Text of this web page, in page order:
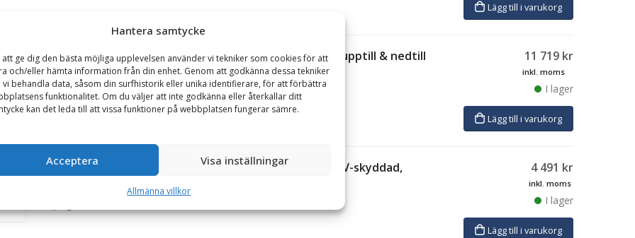
Hantera samtycke
att ge dig den bästa möjliga upplevelsen använder vi tekniker som cookies för att
och/eller hämta information från din enhet. Genom att godkänna dessa tekniker
vi behandla data, såsom din surfhistorik eller unika identifierare, för att förbättra
funktionalitet. Om du väljer att inte godkänna eller återkallar ditt
kan det leda till att vissa funktioner på webbplatsen fungerar sämre.
Acceptera Visa inställningar
Allmänna villkor
Lägg till i varukorg
Nätsäck – 1500 liter, antal 30 st, UV-skyddad, lyftöglor upptill & nedtill
Espegard
11 719 kr
inkl. moms
I lager
Lägg till i varukorg
Nätsäck med bottentömning – 1500 liter, antal 10 st, UV-skyddad,
4 491 kr
inkl. moms
I lager
Lägg till i varukorg